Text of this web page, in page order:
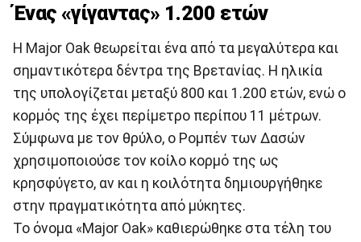
Ένας «γίγαντας» 1.200 ετών
Η Major Oak θεωρείται ένα από τα μεγαλύτερα και
σημαντικότερα δέντρα της Βρετανίας. Η ηλικία
της υπολογίζεται μεταξύ 800 και 1.200 ετών, ενώ ο
κορμός της έχει περίμετρο περίπου 11 μέτρων.
Σύμφωνα με τον θρύλο, ο Ρομπέν των Δασών
χρησιμοποιούσε τον κοίλο κορμό της ως
κρησφύγετο, αν και η κοιλότητα δημιουργήθηκε
στην πραγματικότητα από μύκητες.
Το όνομα «Major Oak» καθιερώθηκε στα τέλη του